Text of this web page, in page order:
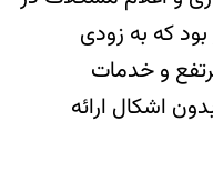
که به زودی
و خدمات
اشکال ارائه